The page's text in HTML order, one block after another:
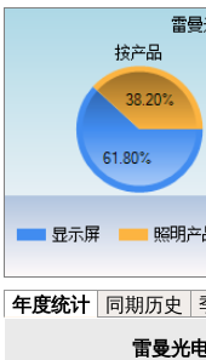
年度统计 同期历史
雷曼光